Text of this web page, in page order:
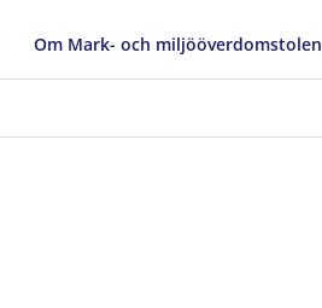
Om Mark- och miljööverdomstolen